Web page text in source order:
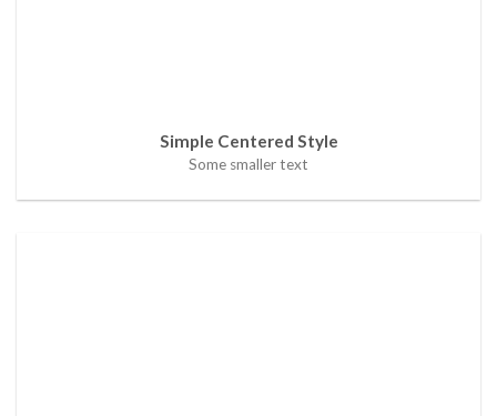
Simple Centered Style
Some smaller text